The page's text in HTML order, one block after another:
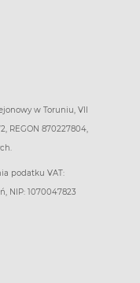
w Toruniu, VII
REGON 870227804,
podatku VAT:
NIP: 1070047823